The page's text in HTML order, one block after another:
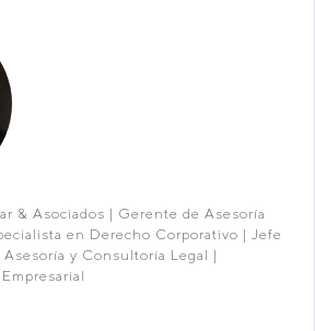
& Asociados | Gerente de Asesoría
en Derecho Corporativo | Jefe
y Consultoría Legal |